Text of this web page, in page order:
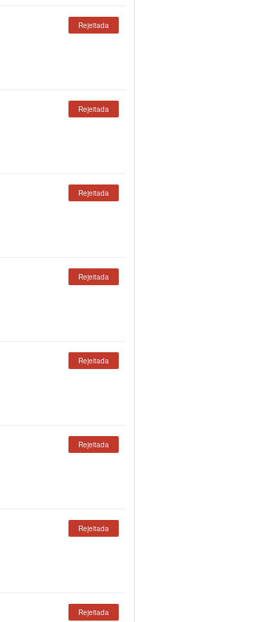
Rejeitada
Rejeitada
Rejeitada
Rejeitada
Rejeitada
Rejeitada
Rejeitada
Rejeitada